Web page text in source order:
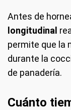
Antes de
longitudinal
permite que la
durante la
de panadería.
Cuánto